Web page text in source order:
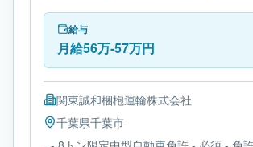
は中型トラックです。勤務時間は- 変形
す。必要免許は- 8トン限定中型自動車免
給与
月給56万-57万円
関東誠和梱枹運輸株式会社
千葉県千葉市